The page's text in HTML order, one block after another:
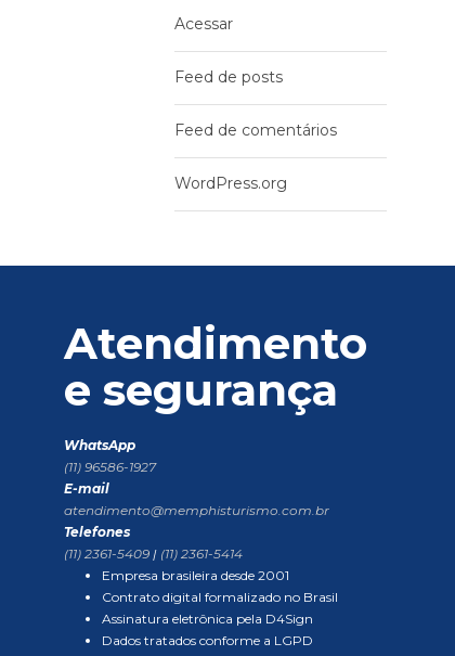
Acessar
Feed de posts
Feed de comentários
WordPress.org
Atendimento
e segurança
WhatsApp
(11) 96586-1927
E-mail
atendimento@memphisturismo.com.br
Telefones
(11) 2361-5409 | (11) 2361-5414
Empresa brasileira desde 2001
Contrato digital formalizado no Brasil
Assinatura eletrônica pela D4Sign
Dados tratados conforme a LGPD